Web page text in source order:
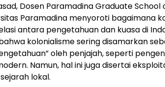
Dosen Paramadina Graduate School
Paramadina menyoroti bagaimana
antara pengetahuan dan kuasa di
kolonialisme sering disamarkan
oleh penjajah, seperti
Namun, hal ini juga disertai
lokal.